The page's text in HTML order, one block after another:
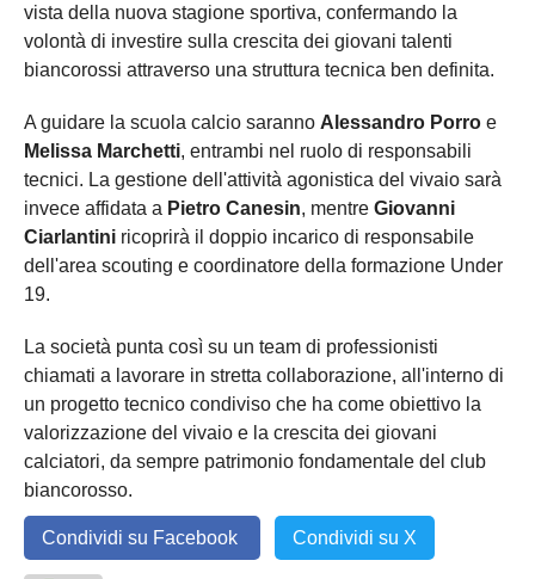
vista della nuova stagione sportiva, confermando la
volontà di investire sulla crescita dei giovani talenti
biancorossi attraverso una struttura tecnica ben definita.
A guidare la scuola calcio saranno Alessandro Porro e
Melissa Marchetti, entrambi nel ruolo di responsabili
tecnici. La gestione dell'attività agonistica del vivaio sarà
invece affidata a Pietro Canesin, mentre Giovanni
Ciarlantini ricoprirà il doppio incarico di responsabile
dell'area scouting e coordinatore della formazione Under
19.
La società punta così su un team di professionisti
chiamati a lavorare in stretta collaborazione, all'interno di
un progetto tecnico condiviso che ha come obiettivo la
valorizzazione del vivaio e la crescita dei giovani
calciatori, da sempre patrimonio fondamentale del club
biancorosso.
Condividi su Facebook Condividi su X